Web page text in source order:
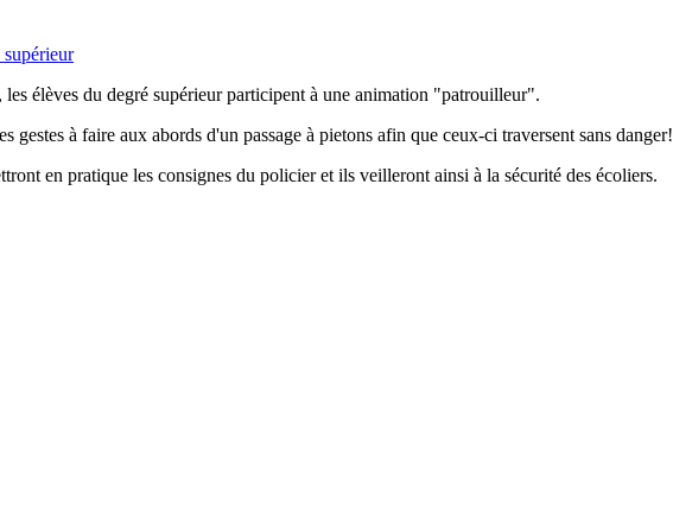
élèves du degré supérieur participent à une animation "patrouilleur".
gestes à faire aux abords d'un passage à pietons afin que ceux-ci traversent sans danger!
en pratique les consignes du policier et ils veilleront ainsi à la sécurité des écoliers.